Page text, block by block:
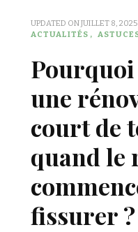
UPDATED ONJUILLET 8, 2025
ACTUALITÉS
une
court de
quand le
fissurer ?